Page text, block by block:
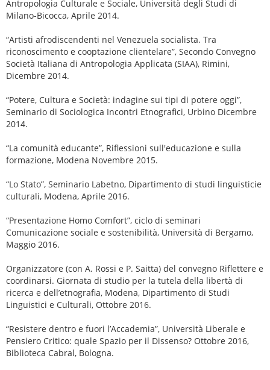
Antropologia Culturale e Sociale, Università degli Studi di
Milano-Bicocca, Aprile 2014.
“Artisti afrodiscendenti nel Venezuela socialista. Tra
riconoscimento e cooptazione clientelare”, Secondo Convegno
Società Italiana di Antropologia Applicata (SIAA), Rimini,
Dicembre 2014.
“Potere, Cultura e Società: indagine sui tipi di potere oggi”,
Seminario di Sociologica Incontri Etnografici, Urbino Dicembre
2014.
“La comunità educante”, Riflessioni sull'educazione e sulla
formazione, Modena Novembre 2015.
“Lo Stato”, Seminario Labetno, Dipartimento di studi linguisticie
culturali, Modena, Aprile 2016.
“Presentazione Homo Comfort”, ciclo di seminari
Comunicazione sociale e sostenibilità, Università di Bergamo,
Maggio 2016.
Organizzatore (con A. Rossi e P. Saitta) del convegno Riflettere e
coordinarsi. Giornata di studio per la tutela della libertà di
ricerca e dell’etnografia, Modena, Dipartimento di Studi
Linguistici e Culturali, Ottobre 2016.
“Resistere dentro e fuori l’Accademia”, Università Liberale e
Pensiero Critico: quale Spazio per il Dissenso? Ottobre 2016,
Biblioteca Cabral, Bologna.